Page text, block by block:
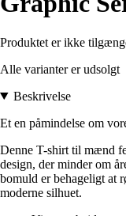
Produktet er ikke
Alle varianter er udsolgt
Beskrivelse
Et en påmindelse om
Denne T-shirt til mænd
design, der minder om
bomuld er behageligt at
moderne silhuet.